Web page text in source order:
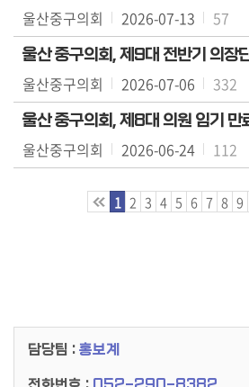
울산중구의회 2026-07-13 57
울산 중구의회, 제9대 전반기 의장
울산중구의회 2026-07-06 332
울산 중구의회, 제8대 의원 임기 만
울산중구의회 2026-06-24 112
1 2 3 4 5 6 7 8 9
담당팀 : 홍보계